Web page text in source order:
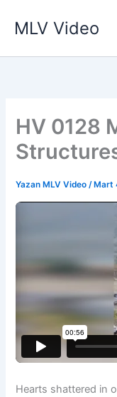
atlaMLV Video
HV 0128
Yazan MLV Video/ Mart
Hearts shattered in